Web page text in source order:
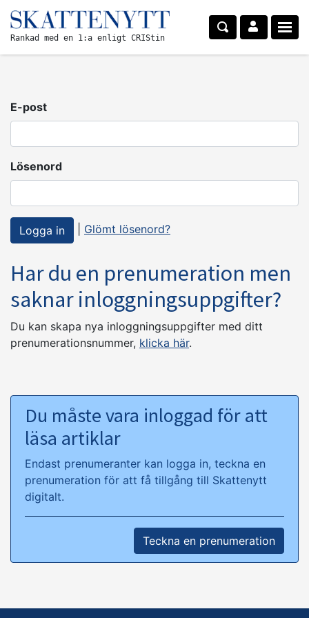
Rankad med en 1:a enligt CRIStin
E-post
Lösenord
Glömt lösenord?
Har du en prenumeration men
saknar inloggningsuppgifter?
Du kan skapa nya inloggningsuppgifter med ditt
prenumerationsnummer, klicka här.
Du måste vara inloggad för att
läsa artiklar
Endast prenumeranter kan logga in, teckna en
prenumeration för att få tillgång till Skattenytt
digitalt.
Teckna en prenumeration